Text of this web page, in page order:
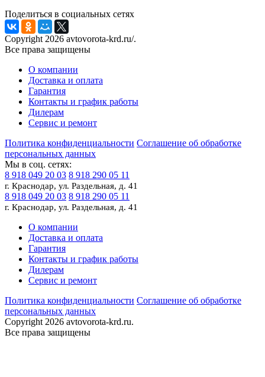
Поделиться в социальных сетях
Copyright 2026 avtovorota-krd.ru/.
Все права защищены
О компании
Доставка и оплата
Гарантия
Контакты и график работы
Дилерам
Сервис и ремонт
Политика конфиденциальности Соглашение об обработке
персональных данных
Мы в соц. сетях:
8 918 049 20 03 8 918 290 05 11
г. Краснодар, ул. Раздельная, д. 41
8 918 049 20 03 8 918 290 05 11
г. Краснодар, ул. Раздельная, д. 41
О компании
Доставка и оплата
Гарантия
Контакты и график работы
Дилерам
Сервис и ремонт
Политика конфиденциальности Соглашение об обработке
персональных данных
Copyright 2026 avtovorota-krd.ru.
Все права защищены